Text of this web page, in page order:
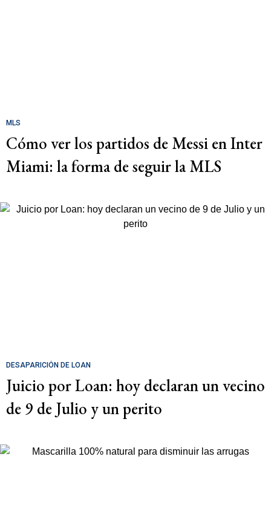
MLS
Cómo ver los partidos de Messi en Inter
Miami: la forma de seguir la MLS
DESAPARICIÓN DE LOAN
Juicio por Loan: hoy declaran un vecino
de 9 de Julio y un perito